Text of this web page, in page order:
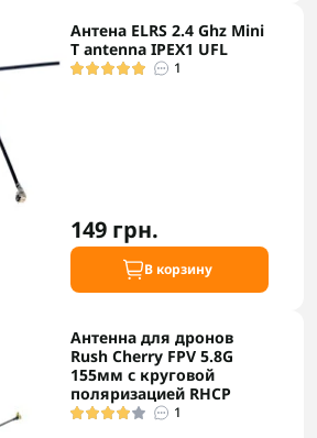
Антена ELRS 2.4 Ghz Mini
T antenna IPEX1 UFL
1
149 грн.
В корзину
Антенна для дронов
Rush Cherry FPV 5.8G
155мм с круговой
поляризацией RHCP
1